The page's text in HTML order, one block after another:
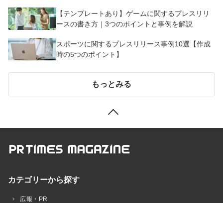
【テンプレートあり】ゲームに関するプレスリリ
ースの書き方｜3つのポイントと事例を解説
スポーツに関するプレスリリース事例10選【作成
時の5つのポイント】
もっとみる
カテゴリーから探す
広報・PR